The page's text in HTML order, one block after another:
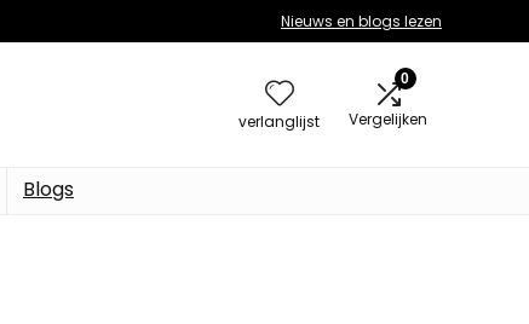
Nieuws en blogs lezen
verlanglijst
0
Vergelijken
Blogs